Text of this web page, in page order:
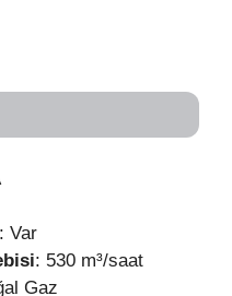
: Var
: 530 m³/saat
Gaz